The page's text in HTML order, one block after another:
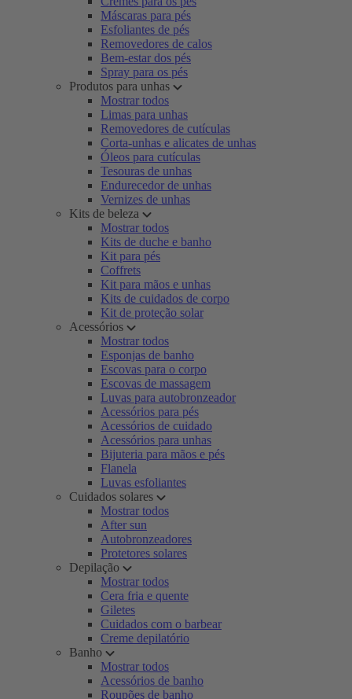
Máscaras para pés
Esfoliantes de pés
Removedores de calos
Bem-estar dos pés
Spray para os pés
Produtos para unhas
Mostrar todos
Limas para unhas
Removedores de cutículas
Corta-unhas e alicates de unhas
Óleos para cutículas
Tesouras de unhas
Endurecedor de unhas
Vernizes de unhas
Kits de beleza
Mostrar todos
Kits de duche e banho
Kit para pés
Coffrets
Kit para mãos e unhas
Kits de cuidados de corpo
Kit de proteção solar
Acessórios
Mostrar todos
Esponjas de banho
Escovas para o corpo
Escovas de massagem
Luvas para autobronzeador
Acessórios para pés
Acessórios de cuidado
Acessórios para unhas
Bijuteria para mãos e pés
Flanela
Luvas esfoliantes
Cuidados solares
Mostrar todos
After sun
Autobronzeadores
Protetores solares
Depilação
Mostrar todos
Cera fria e quente
Giletes
Cuidados com o barbear
Creme depilatório
Banho
Mostrar todos
Acessórios de banho
Roupões de banho